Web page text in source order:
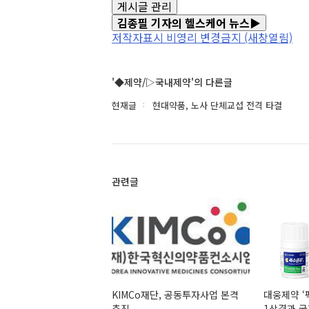
게시글 관리
김종필 기자의 헬스케어 뉴스▶
저작자표시 비영리 변경금지 (새창열림)
'◆제약/▷국내제약'의 다른글
현재글 현대약품, 노사 단체교섭 전격 타결
관련글
KIMCo재단, 공동투자사업 본격
대웅제약 ‘펙수클루’, 임상